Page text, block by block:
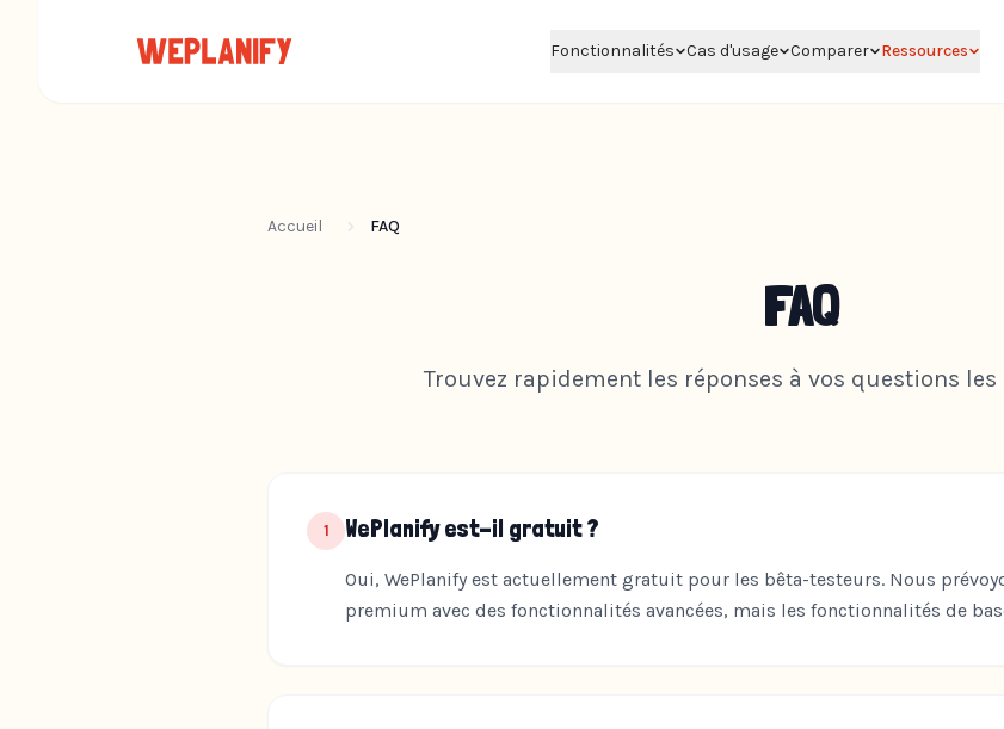
Fonctionnalités Cas d'usage Comparer Ressources
Accueil FAQ
FAQ
Trouvez rapidement les réponses à vos questions
1 WePlanify est-il gratuit ?
Oui, WePlanify est actuellement gratuit pour les bêta-testeurs. Nous
premium avec des fonctionnalités avancées, mais les fonctionnalités de